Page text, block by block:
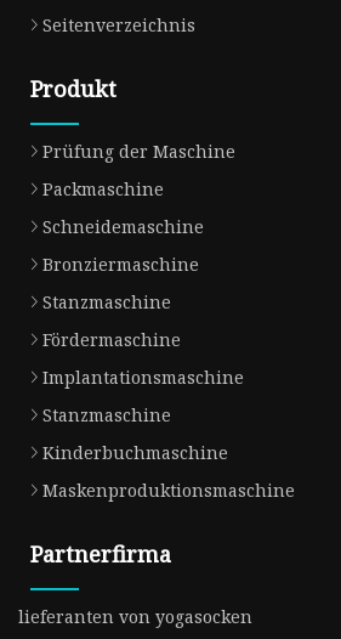
Seitenverzeichnis
Produkt
Prüfung der Maschine
Packmaschine
Schneidemaschine
Bronziermaschine
Stanzmaschine
Fördermaschine
Implantationsmaschine
Stanzmaschine
Kinderbuchmaschine
Maskenproduktionsmaschine
Partnerfirma
lieferanten von yogasocken